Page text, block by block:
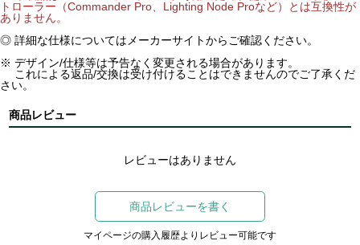
トローラー（Commander Pro、Lighting Node Proなど）とは互換性が
ありません。
◎ 詳細な仕様についてはメーカーサイトからご確認ください。
※ デザイン/仕様等は予告なく変更される場合があります。
これによる返品/交換は受け付けることはできませんのでご了承くだ
さい。
商品レビュー
レビューはありません
商品レビューを書く
マイページの購入履歴よりレビュー可能です